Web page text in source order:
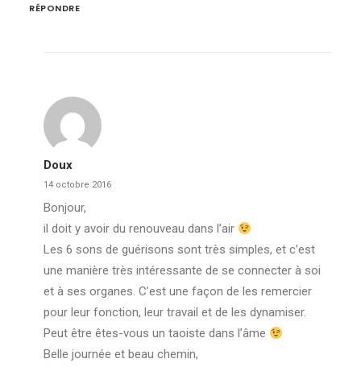
RÉPONDRE
Doux
14 octobre 2016
Bonjour,
il doit y avoir du renouveau dans l’air
Les 6 sons de guérisons sont très simples, et c’est
une manière très intéressante de se connecter à soi
et à ses organes. C’est une façon de les remercier
pour leur fonction, leur travail et de les dynamiser.
Peut être êtes-vous un taoiste dans l’âme
Belle journée et beau chemin,